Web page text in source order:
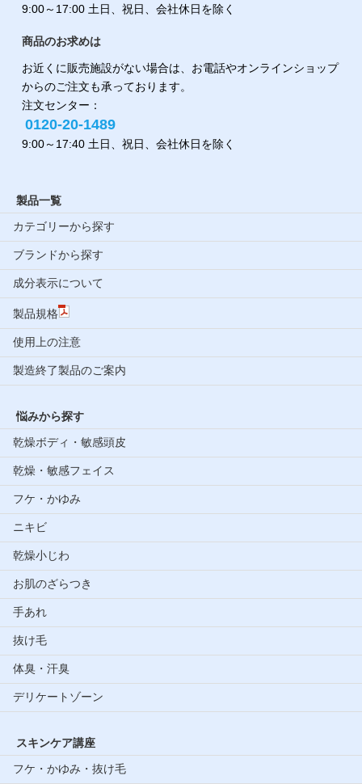
9:00～17:00 土日、祝日、会社休日を除く
商品のお求めは
お近くに販売施設がない場合は、お電話やオンラインショップ
からのご注文も承っております。
注文センター：
0120-20-1489
9:00～17:40 土日、祝日、会社休日を除く
製品一覧
カテゴリーから探す
ブランドから探す
成分表示について
製品規格
使用上の注意
製造終了製品のご案内
悩みから探す
乾燥ボディ・敏感頭皮
乾燥・敏感フェイス
フケ・かゆみ
ニキビ
乾燥小じわ
お肌のざらつき
手あれ
抜け毛
体臭・汗臭
デリケートゾーン
スキンケア講座
フケ・かゆみ・抜け毛